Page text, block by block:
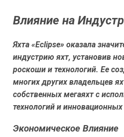
Влияние на
Яхта «Eclipse» оказала
индустрию яхт, установив
роскоши и технологий. Ее
многих других владельцев
собственных мегаяхт с
технологий и
Экономическое Влияние